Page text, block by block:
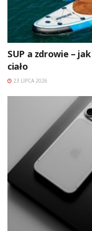
SUP a zdrowie –
ciało
23 LIPCA 2026